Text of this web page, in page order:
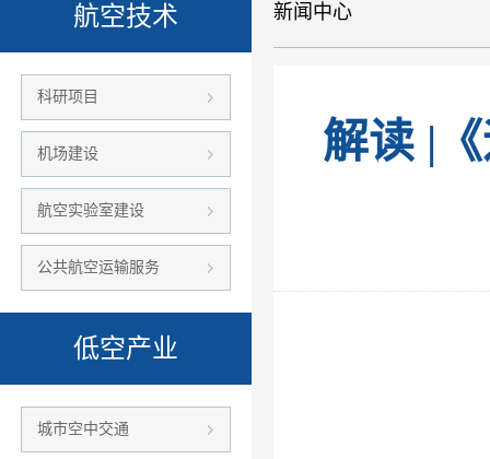
航空技术
科研项目
机场建设
航空实验室建设
公共航空运输服务
低空产业
城市空中交通
新闻中心
解读 |